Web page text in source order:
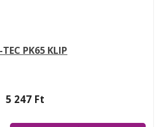
TEC PK65 KLIP
5 247 Ft